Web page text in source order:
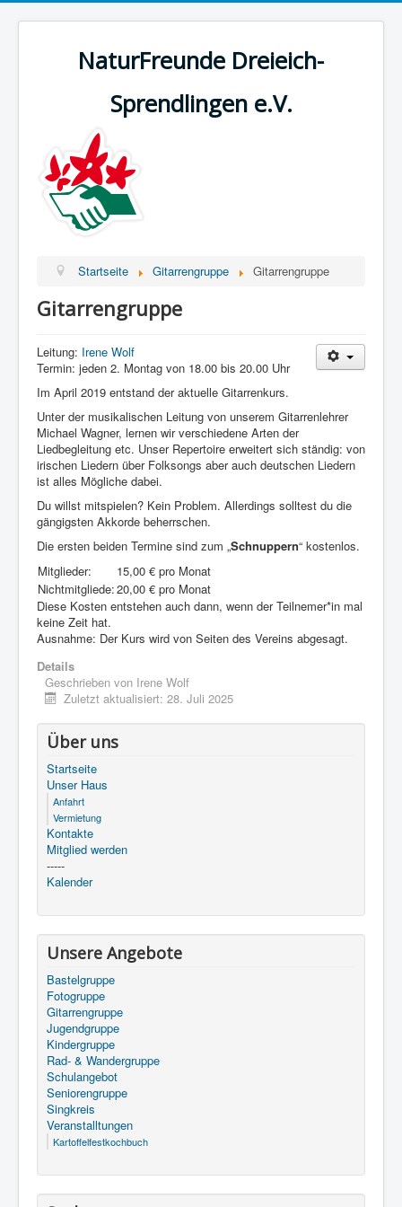
NaturFreunde Dreieich-
Sprendlingen e.V.
Startseite Gitarrengruppe Gitarrengruppe
Gitarrengruppe
Leitung: Irene Wolf
Termin: jeden 2. Montag von 18.00 bis 20.00 Uhr
Im April 2019 entstand der aktuelle Gitarrenkurs.
Unter der musikalischen Leitung von unserem Gitarrenlehrer
Michael Wagner, lernen wir verschiedene Arten der
Liedbegleitung etc. Unser Repertoire erweitert sich ständig: von
irischen Liedern über Folksongs aber auch deutschen Liedern
ist alles Mögliche dabei.
Du willst mitspielen? Kein Problem. Allerdings solltest du die
gängigsten Akkorde beherrschen.
Die ersten beiden Termine sind zum „Schnuppern“ kostenlos.
Mitglieder:
15,00 € pro Monat
Nichtmitgliede:20,00 € pro Monat
Diese Kosten entstehen auch dann, wenn der Teilnemer*in mal
keine Zeit hat.
Ausnahme: Der Kurs wird von Seiten des Vereins abgesagt.
Details
Geschrieben von Irene Wolf
Zuletzt aktualisiert: 28. Juli 2025
Über uns
Startseite
Unser Haus
Anfahrt
Vermietung
Kontakte
Mitglied werden
-----
Kalender
Unsere Angebote
Bastelgruppe
Fotogruppe
Gitarrengruppe
Jugendgruppe
Kindergruppe
Rad- & Wandergruppe
Schulangebot
Seniorengruppe
Singkreis
Veranstalltungen
Kartoffelfestkochbuch